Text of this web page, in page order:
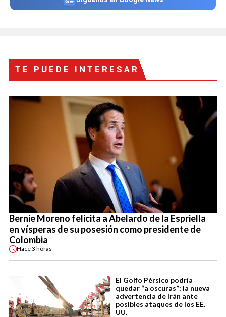
TE PUEDE INTERESAR
Bernie Moreno felicita a Abelardo de la Espriella
en vísperas de su posesión como presidente de
Colombia
Hace3 horas
El Golfo Pérsico podría
quedar “a oscuras”: la nueva
advertencia de Irán ante
posibles ataques de los EE.
UU.